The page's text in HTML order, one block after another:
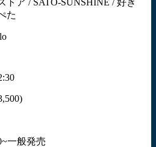
た
一般発売